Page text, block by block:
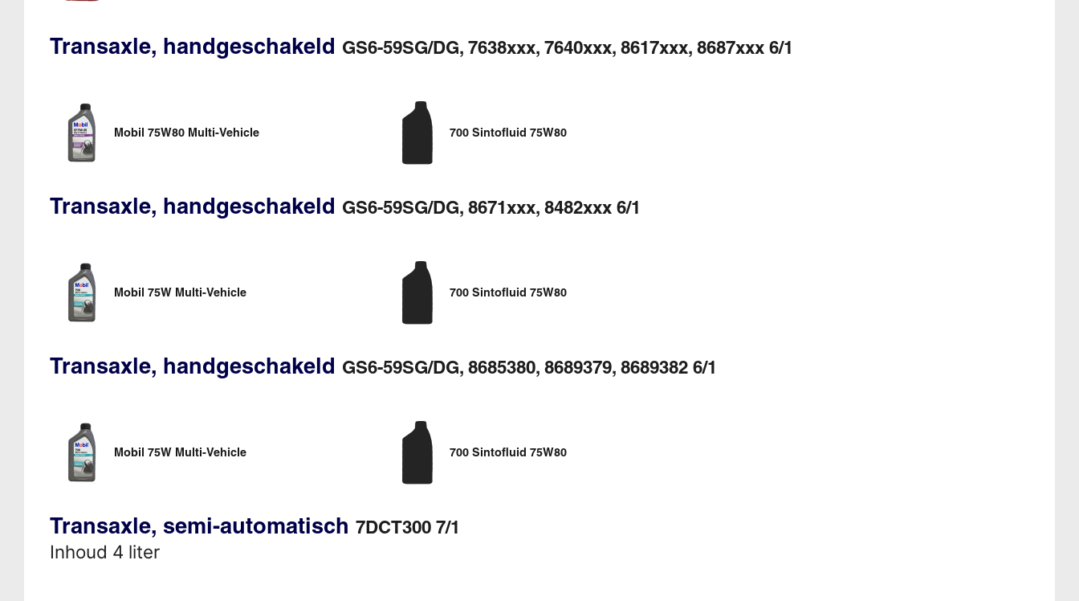
Transaxle, handgeschakeld GS6-59SG/DG, 7638xxx, 7640xxx, 8617xxx, 8687xxx 6/1
Mobil 75W80 Multi-Vehicle 700 Sintofluid 75W80
Transaxle, handgeschakeld GS6-59SG/DG, 8671xxx, 8482xxx 6/1
Mobil 75W Multi-Vehicle 700 Sintofluid 75W80
Transaxle, handgeschakeld GS6-59SG/DG, 8685380, 8689379, 8689382 6/1
Mobil 75W Multi-Vehicle 700 Sintofluid 75W80
Transaxle, semi-automatisch 7DCT300 7/1
Inhoud 4 liter